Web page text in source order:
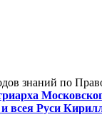
знаний по
всея Руси